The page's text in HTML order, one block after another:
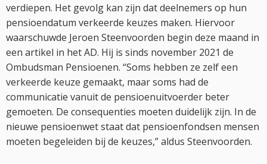
verdiepen. Het gevolg kan zijn dat deelnemers op hun
pensioendatum verkeerde keuzes maken. Hiervoor
waarschuwde Jeroen Steenvoorden begin deze maand in
een artikel in het AD. Hij is sinds november 2021 de
Ombudsman Pensioenen. “Soms hebben ze zelf een
verkeerde keuze gemaakt, maar soms had de
communicatie vanuit de pensioenuitvoerder beter
gemoeten. De consequenties moeten duidelijk zijn. In de
nieuwe pensioenwet staat dat pensioenfondsen mensen
moeten begeleiden bij de keuzes,” aldus Steenvoorden.